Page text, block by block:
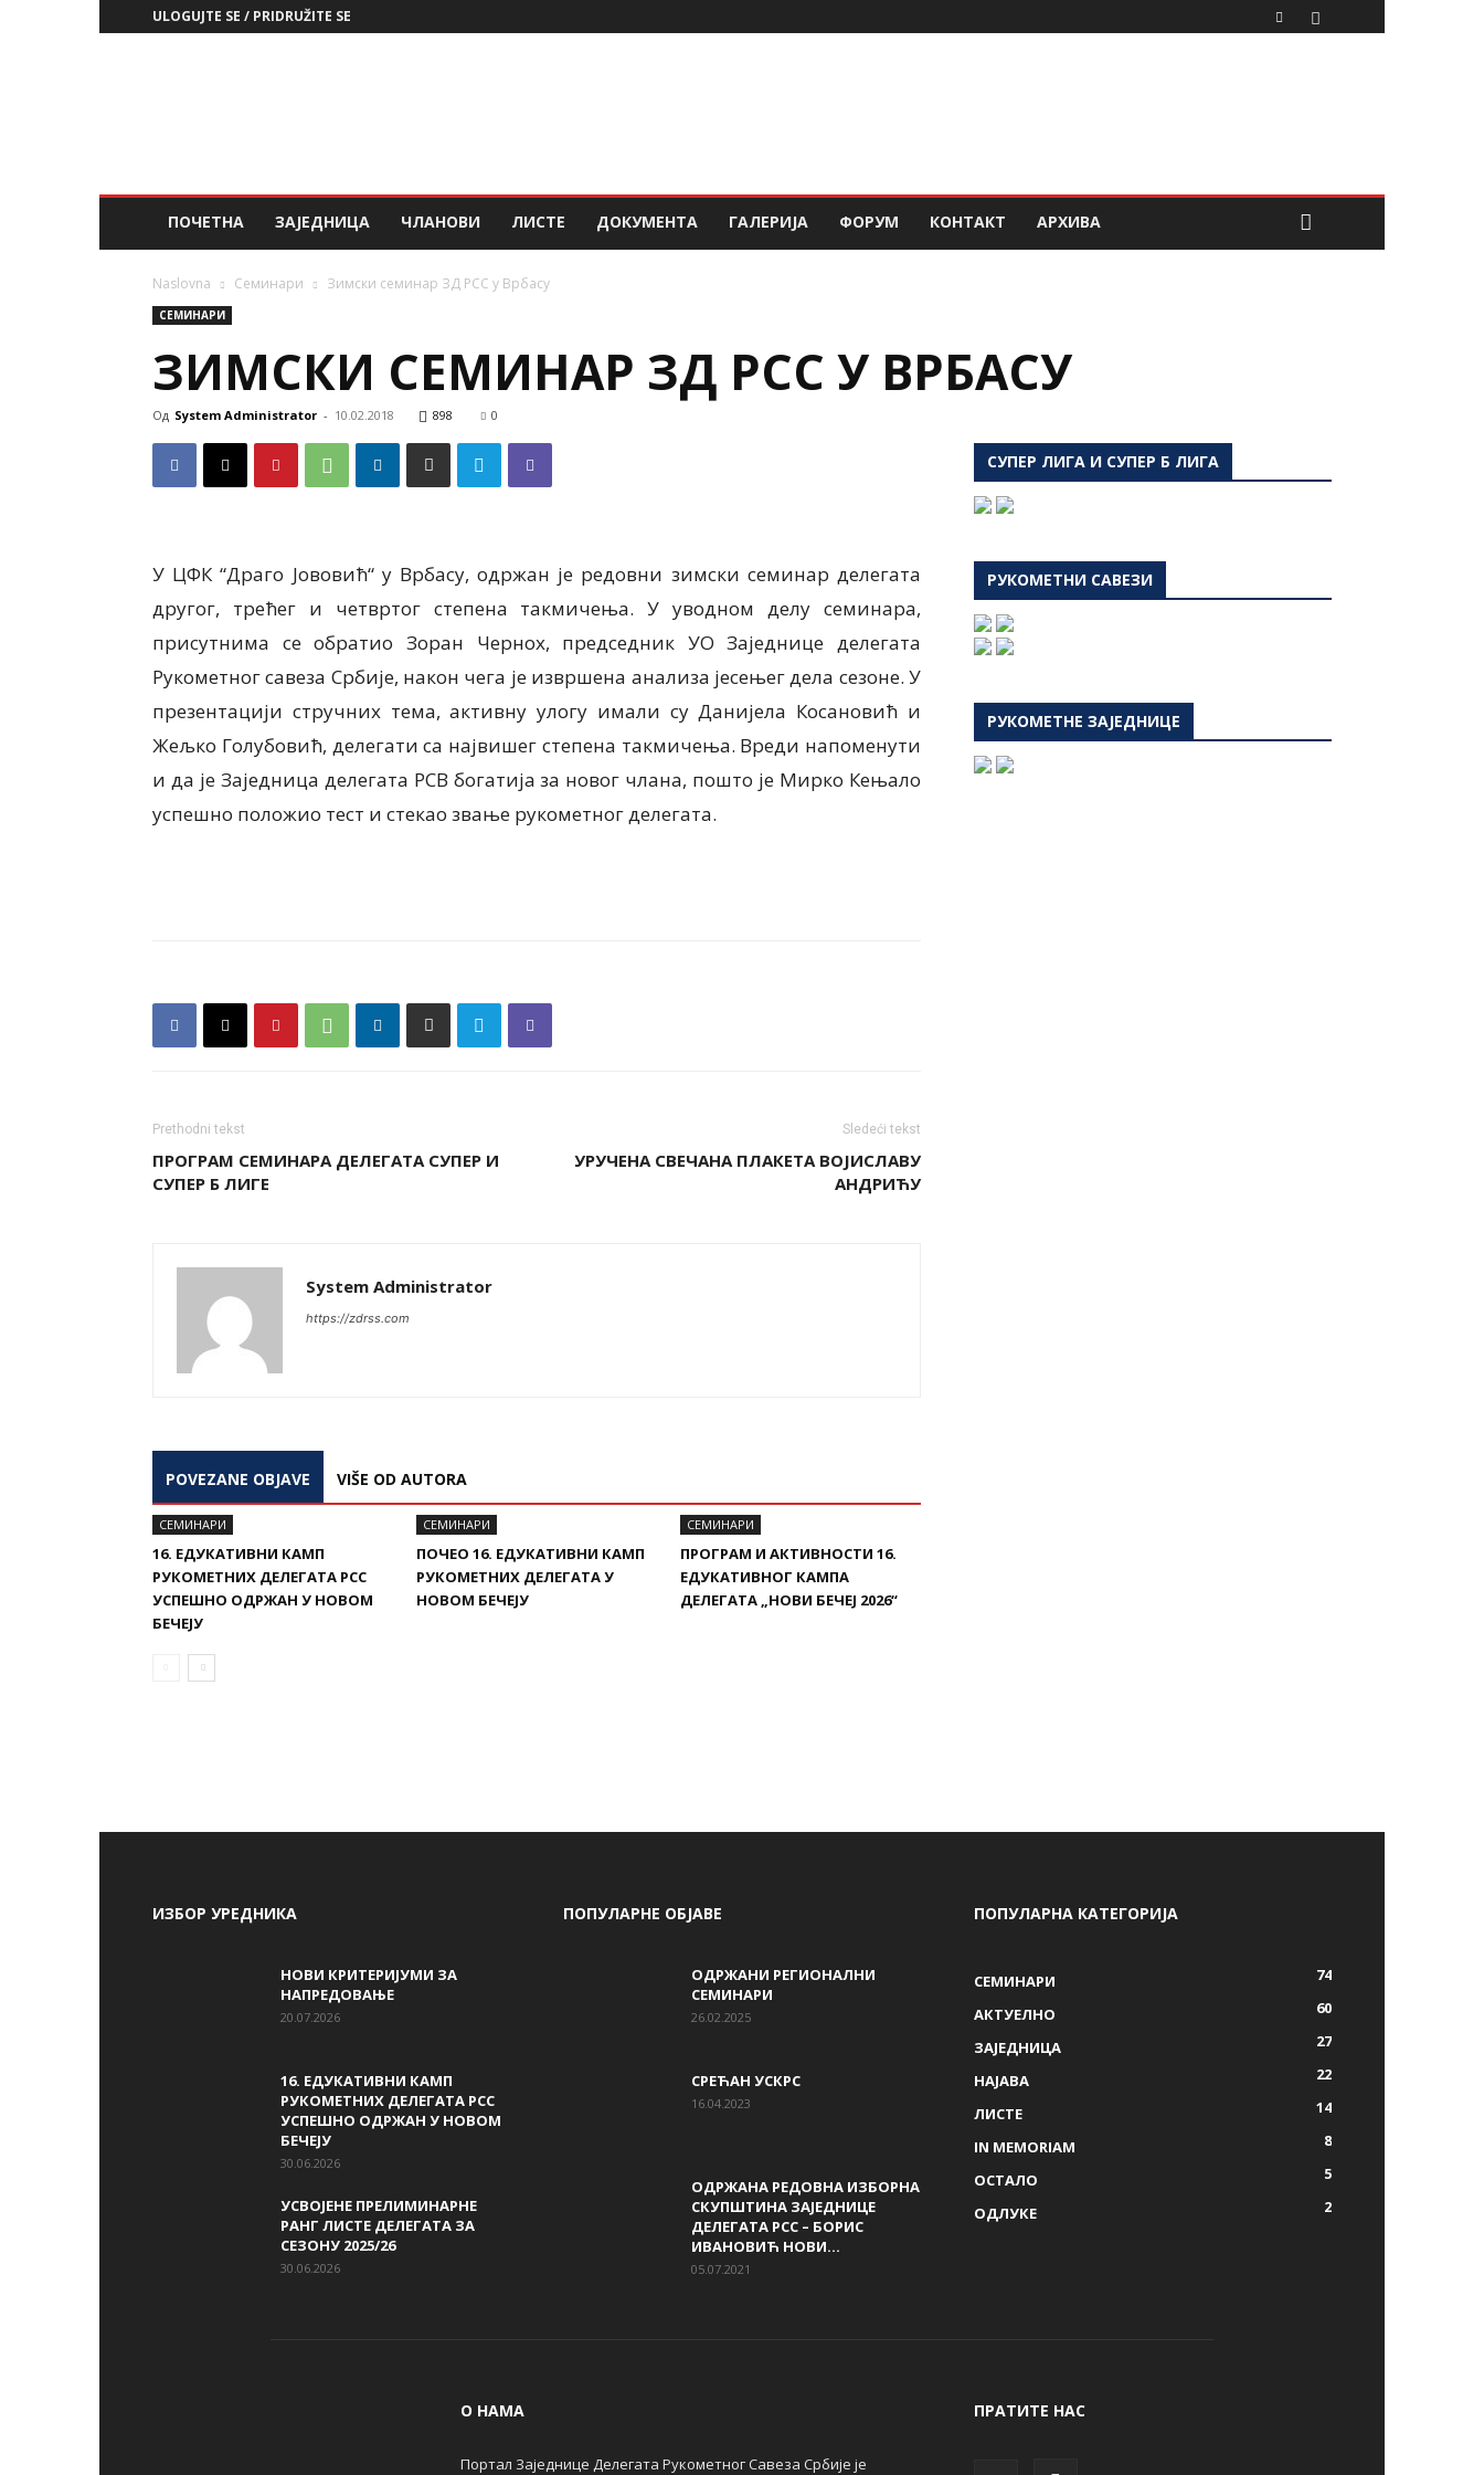
ULOGUJTE SE / PRIDRUŽITE SE
ПОЧЕТНА ЗАЈЕДНИЦА ЧЛАНОВИ ЛИСТЕ ДОКУМЕНТА ГАЛЕРИЈА ФОРУМ КОНТАКТ АРХИВА
Naslovna Семинари Зимски семинар ЗД РСС у Врбасу
СЕМИНАРИ
ЗИМСКИ СЕМИНАР ЗД РСС У ВРБАСУ
Од System Administrator - 10.02.2018 898 0
У ЦФК “Драго Јововић“ у Врбасу, одржан је редовни зимски семинар делегата
другог, трећег и четвртог степена такмичења. У уводном делу семинара,
присутнима се обратио Зоран Чернох, председник УО Заједнице делегата
Рукометног савеза Србије, након чега је извршена анализа јесењег дела сезоне. У
презентацији стручних тема, активну улогу имали су Данијела Косановић и
Жељко Голубовић, делегати са највишег степена такмичења. Вреди напоменути
и да је Заједница делегата РСВ богатија за новог члана, пошто је Мирко Кењало
успешно положио тест и стекао звање рукометног делегата.
Prethodni tekst
ПРОГРАМ СЕМИНАРА ДЕЛЕГАТА СУПЕР И
СУПЕР Б ЛИГЕ
Sledeći tekst
УРУЧЕНА СВЕЧАНА ПЛАКЕТА ВОЈИСЛАВУ
АНДРИЋУ
System Administrator
https://zdrss.com
POVEZANE OBJAVE VIŠE OD AUTORA
СЕМИНАРИ
16. ЕДУКАТИВНИ КАМП
РУКОМЕТНИХ ДЕЛЕГАТА РСС
УСПЕШНО ОДРЖАН У НОВОМ
БЕЧЕЈУ
СЕМИНАРИ
ПОЧЕО 16. ЕДУКАТИВНИ КАМП
РУКОМЕТНИХ ДЕЛЕГАТА У
НОВОМ БЕЧЕЈУ
СЕМИНАРИ
ПРОГРАМ И АКТИВНОСТИ 16.
ЕДУКАТИВНОГ КАМПА
ДЕЛЕГАТА „НОВИ БЕЧЕЈ 2026“
СУПЕР ЛИГА И СУПЕР Б ЛИГА
РУКОМЕТНИ САВЕЗИ
РУКОМЕТНЕ ЗАЈЕДНИЦЕ
ИЗБОР УРЕДНИКА
НОВИ КРИТЕРИЈУМИ ЗА
НАПРЕДОВАЊЕ
20.07.2026
16. ЕДУКАТИВНИ КАМП
РУКОМЕТНИХ ДЕЛЕГАТА РСС
УСПЕШНО ОДРЖАН У НОВОМ
БЕЧЕЈУ
30.06.2026
УСВОЈЕНЕ ПРЕЛИМИНАРНЕ
РАНГ ЛИСТЕ ДЕЛЕГАТА ЗА
СЕЗОНУ 2025/26
30.06.2026
ПОПУЛАРНЕ ОБЈАВЕ
ОДРЖАНИ РЕГИОНАЛНИ
СЕМИНАРИ
26.02.2025
СРЕЋАН УСКРС
16.04.2023
ОДРЖАНА РЕДОВНА ИЗБОРНА
СКУПШТИНА ЗАЈЕДНИЦЕ
ДЕЛЕГАТА РСС – БОРИС
ИВАНОВИЋ НОВИ...
05.07.2021
ПОПУЛАРНА КАТЕГОРИЈА
СЕМИНАРИ
74
AКТУЕЛНО
60
ЗАЈЕДНИЦА
27
НАЈАВА
22
ЛИСТЕ
14
IN MEMORIAM
8
ОСТАЛО
5
ОДЛУКЕ
2
О НАМА
Портал Заједнице Делегата Рукометног Савеза Србије је
ПРАТИТЕ НАС